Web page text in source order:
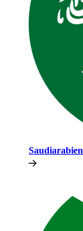
Saudiarabien​​